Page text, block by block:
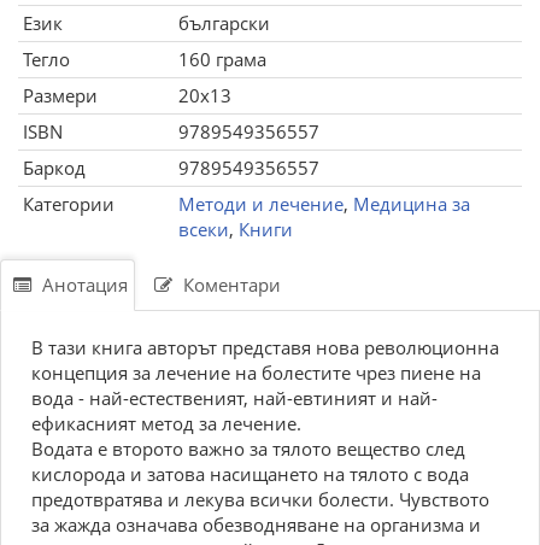
Език
български
Тегло
160 грама
Размери
20x13
ISBN
9789549356557
Баркод
9789549356557
Категории
Методи и лечение, Медицина за
всеки, Книги
Анотация Коментари
В тази книга авторът представя нова революционна
концепция за лечение на болестите чрез пиене на
вода - най-естественият, най-евтиният и най-
ефикасният метод за лечение.
Водата е второто важно за тялото вещество след
кислорода и затова насищането на тялото с вода
предотвратява и лекува всички болести. Чувството
за жажда означава обезводняване на организма и